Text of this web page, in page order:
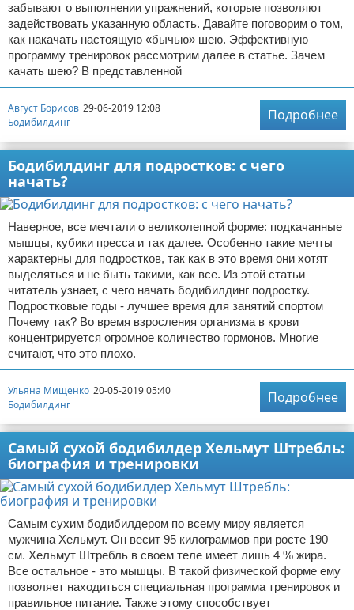
забывают о выполнении упражнений, которые позволяют
задействовать указанную область. Давайте поговорим о том,
как накачать настоящую «бычью» шею. Эффективную
программу тренировок рассмотрим далее в статье. Зачем
качать шею? В представленной
Август Борисов 29-06-2019 12:08
Бодибилдинг
Подробнее
Бодибилдинг для подростков: с чего
начать?
Наверное, все мечтали о великолепной форме: подкачанные
мышцы, кубики пресса и так далее. Особенно такие мечты
характерны для подростков, так как в это время они хотят
выделяться и не быть такими, как все. Из этой статьи
читатель узнает, с чего начать бодибилдинг подростку.
Подростковые годы - лучшее время для занятий спортом
Почему так? Во время взросления организма в крови
концентрируется огромное количество гормонов. Многие
считают, что это плохо.
Ульяна Мищенко 20-05-2019 05:40
Бодибилдинг
Подробнее
Самый сухой бодибилдер Хельмут Штребль:
биография и тренировки
Самым сухим бодибилдером по всему миру является
мужчина Хельмут. Он весит 95 килограммов при росте 190
см. Хельмут Штребль в своем теле имеет лишь 4 % жира.
Все остальное - это мышцы. В такой физической форме ему
позволяет находиться специальная программа тренировок и
правильное питание. Также этому способствует